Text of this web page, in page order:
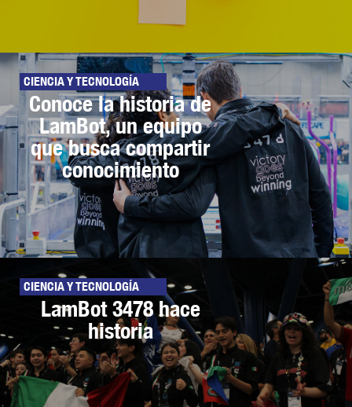
CIENCIA Y TECNOLOGÍA
Conoce la historia de
LamBot, un equipo
que busca compartir
conocimiento
CIENCIA Y TECNOLOGÍA
LamBot 3478 hace
historia